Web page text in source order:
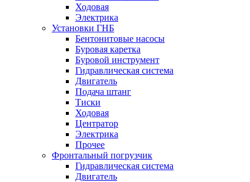
Ходовая
Электрика
Установки ГНБ
Бентонитовые насосы
Буровая каретка
Буровой инструмент
Гидравлическая система
Двигатель
Подача штанг
Тиски
Ходовая
Центратор
Электрика
Прочее
Фронтальный погрузчик
Гидравлическая система
Двигатель